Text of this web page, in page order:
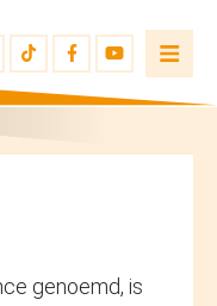
genoemd, is